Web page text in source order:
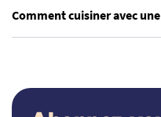
Comment cuisiner avec